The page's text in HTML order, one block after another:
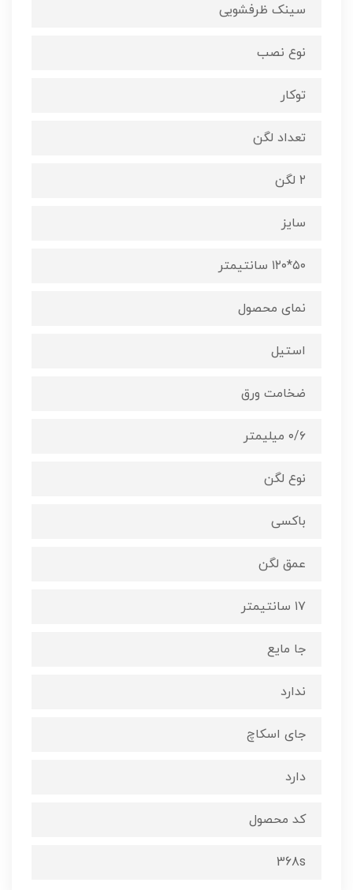
سینک ظرفشویی
نوع نصب
توکار
تعداد لگن
۲ لگن
سایز
۵۰*۱۲۰ سانتیمتر
نمای محصول
استیل
ضخامت ورق
۰/۶ میلیمتر
نوع لگن
باکسی
عمق لگن
۱۷ سانتیمتر
جا مایع
ندارد
جای اسکاچ
دارد
کد محصول
368s